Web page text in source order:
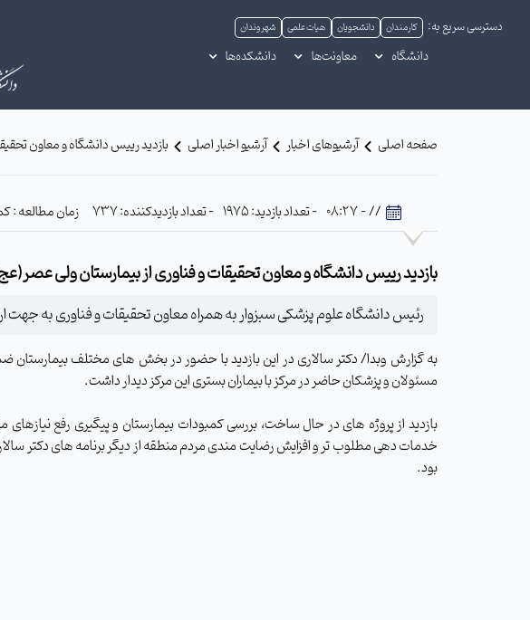
دسترسی سریع به: کارمندان دانشجویان هیات علمی شهروندان
دانشگاه معاونت‌ها دانشکده‌ها
صفحه اصلی آرشیوهای اخبار آرشیو اخبار اصلی بازدید رییس دانشگاه و معاون
// - 08:27 - تعداد بازدید: 1975 - تعداد بازدیدکننده: 737 زمان مطالعه :
بازدید رییس دانشگاه و معاون تحقیقات و فناوری از بیمارستان ولی
رئیس دانشگاه علوم پزشکی سبزوار به همراه معاون تحقیقات و فناوری به جهت
به گزارش وبدا/ دکتر سالاری در این بازدید با حضور در بخش های مختلف بیمارستان
مسئولان و پزشکان حاضر در مرکز با بیماران بستری این مرکز دیدار داشت.
بازدید از پروژه های در حال ساخت، بررسی کمبودات بیمارستان و پیگیری رفع
خدمات دهی مطلوب تر و افزایش رضایت مندی مردم منطقه از دیگر برنامه های دکتر
بود.